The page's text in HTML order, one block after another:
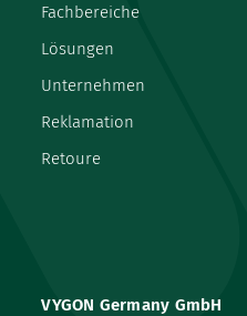
VYGON Germany GmbH
Fachbereiche
Lösungen
Unternehmen
Reklamation
Retoure